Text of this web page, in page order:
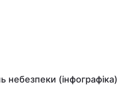
небезпеки (інфографіка)